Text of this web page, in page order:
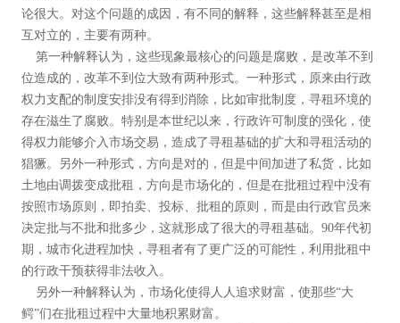
论很大。对这个问题的成因，有不同的解释，这些解释甚至是相
互对立的，主要有两种。
第一种解释认为，这些现象最核心的问题是腐败，是改革不到
位造成的，改革不到位大致有两种形式。一种形式，原来由行政
权力支配的制度安排没有得到消除，比如审批制度，寻租环境的
存在滋生了腐败。特别是本世纪以来，行政许可制度的强化，使
得权力能够介入市场交易，造成了寻租基础的扩大和寻租活动的
猖獗。另外一种形式，方向是对的，但是中间加进了私货，比如
土地由调拨变成批租，方向是市场化的，但是在批租过程中没有
按照市场原则，即拍卖、投标、批租的原则，而是由行政官员来
决定批与不批和批多少，这就形成了很大的寻租基础。90年代初
期，城市化进程加快，寻租者有了更广泛的可能性，利用批租中
的行政干预获得非法收入。
另外一种解释认为，市场化使得人人追求财富，使那些“大
鳄”们在批租过程中大量地积累财富。